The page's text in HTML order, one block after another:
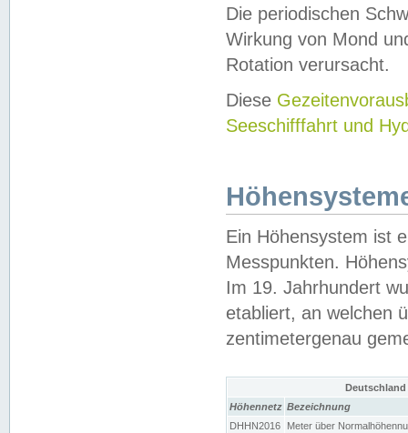
Die periodischen
Wirkung von Mond
Rotation verursacht.
Diese
Seeschifffahrt und
Ein Höhensystem ist
Messpunkten.
Im 19. Jahrhundert
etabliert, an welchen
zentimetergenau
Höhennetz Bezeichnung
DHHN2016
Meter über